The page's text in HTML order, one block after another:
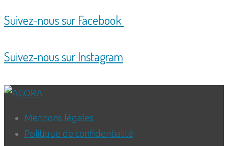
Suivez-nous sur Facebook
Suivez-nous sur Instagram
Mentions légales
Politique de confidentialité